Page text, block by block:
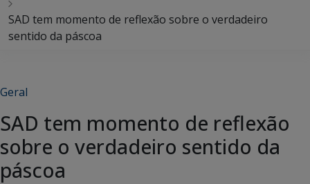
SAD tem momento de reflexão sobre o verdadeiro
sentido da páscoa
Geral
SAD tem momento de reflexão
sobre o verdadeiro sentido da
páscoa